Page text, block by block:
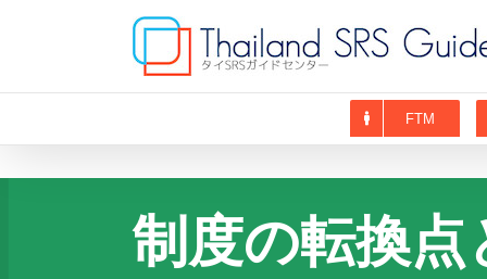
FTM
制度の転換